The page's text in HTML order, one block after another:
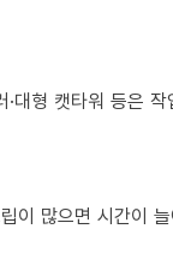
·대형 캣타워 등은
이 많으면 시간이